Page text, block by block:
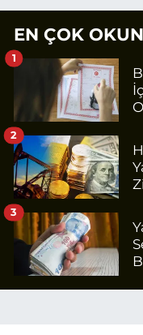
EN ÇOK
1
2
3